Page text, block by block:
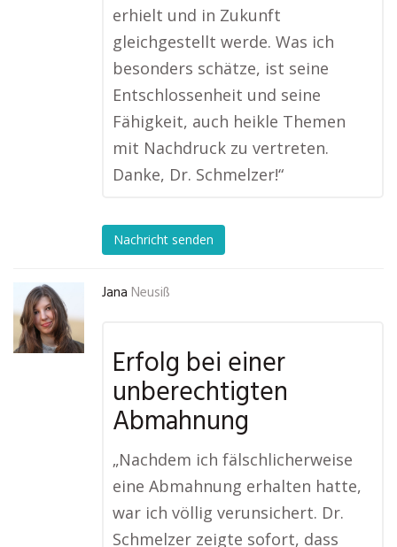
erhielt und in Zukunft
gleichgestellt werde. Was ich
besonders schätze, ist seine
Entschlossenheit und seine
Fähigkeit, auch heikle Themen
mit Nachdruck zu vertreten.
Danke, Dr. Schmelzer!“
Nachricht senden
Jana Neusiß
Erfolg bei einer
unberechtigten
Abmahnung
„Nachdem ich fälschlicherweise
eine Abmahnung erhalten hatte,
war ich völlig verunsichert. Dr.
Schmelzer zeigte sofort, dass